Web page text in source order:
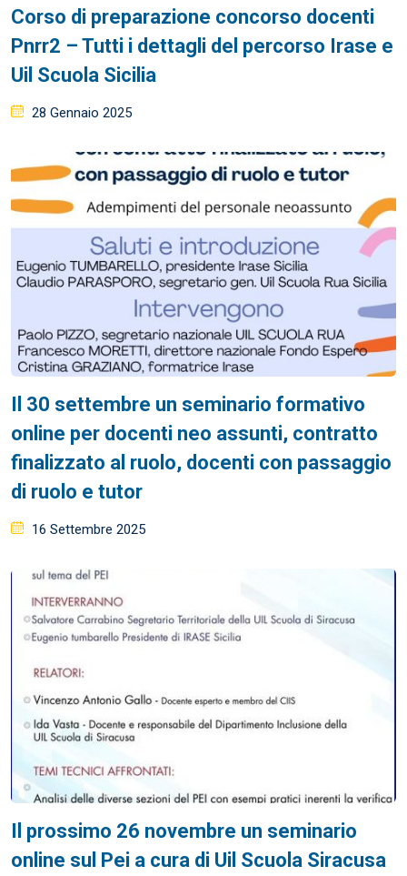
Corso di preparazione concorso docenti
Pnrr2 – Tutti i dettagli del percorso Irase e
Uil Scuola Sicilia
Posted
28 Gennaio 2025
Il 30 settembre un seminario formativo
online per docenti neo assunti, contratto
finalizzato al ruolo, docenti con passaggio
di ruolo e tutor
Posted
16 Settembre 2025
Il prossimo 26 novembre un seminario
online sul Pei a cura di Uil Scuola Siracusa